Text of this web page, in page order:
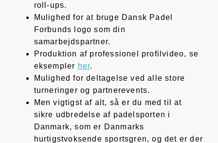
roll-ups.
Mulighed for at bruge Dansk Padel
Forbunds logo som din
samarbejdspartner.
Produktion af professionel profilvideo, se
eksempler her.
Mulighed for deltagelse ved alle store
turneringer og partnerevents.
Men vigtigst af alt, så er du med til at
sikre udbredelse af padelsporten i
Danmark, som er Danmarks
hurtigstvoksende sportsgren, og det er der